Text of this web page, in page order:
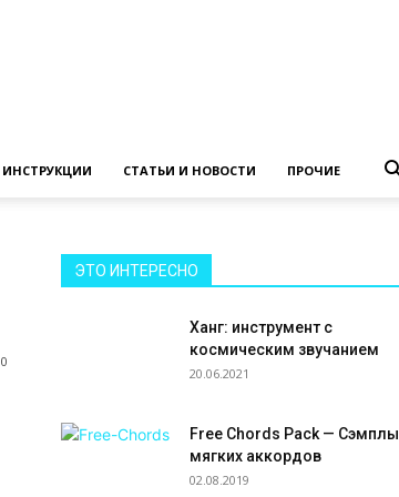
ИНСТРУКЦИИ СТАТЬИ И НОВОСТИ ПРОЧИЕ
0
ЭТО ИНТЕРЕСНО
Ханг: инструмент с
космическим звучанием
20.06.2021
Free Chords Pack — Сэмплы
мягких аккордов
02.08.2019